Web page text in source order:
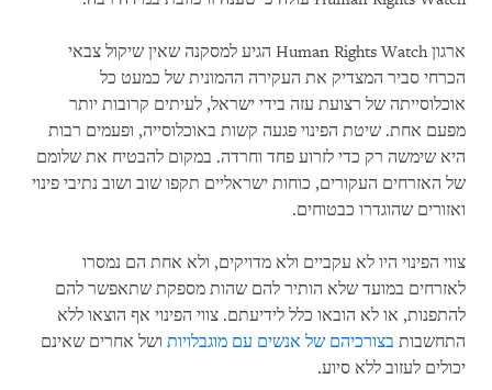
ארגון Human Rights Watch הגיע למסקנה שאין שיקול צבאי
הכרחי סביר המצדיק את העקירה ההמונית של כמעט כל
אוכלוסייתה של רצועת עזה בידי ישראל, לעיתים קרובות יותר
מפעם אחת. שיטת הפינוי פגעה קשות באוכלוסייה, ופעמים רבות
היא שימשה רק כדי לזרוע פחד וחרדה. במקום להבטיח את שלומם
של האזרחים העקורים, כוחות ישראליים תקפו שוב ושוב נתיבי פינוי
ואזורים שהוגדרו כבטוחים.
צווי הפינוי היו לא עקביים ולא מדויקים, ולא אחת הם נמסרו
לאזרחים במועד שלא הותיר להם שהות מספקת שתאפשר להם
להתפנות, או לא הובאו כלל לידיעתם. צווי הפינוי אף הוצאו ללא
התחשבות בצורכיהם של אנשים עם מוגבלויות ושל אחרים שאינם
יכולים לעזוב ללא סיוע.